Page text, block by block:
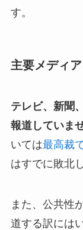
す。
主要メディ
テレビ、新聞
報道していませ
いては最高裁
はすでに敗北
また、公共性
道する訳には